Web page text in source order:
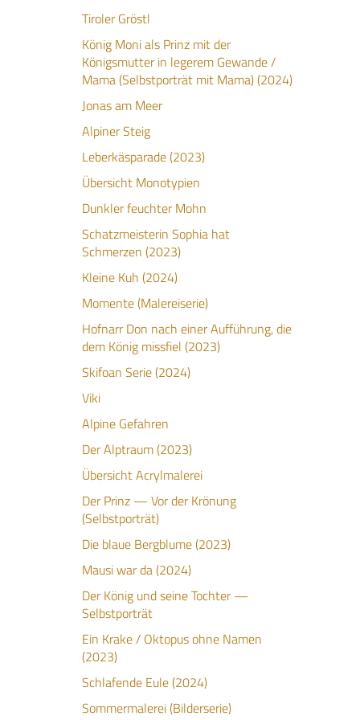
Tiroler Gröstl
König Moni als Prinz mit der
Königsmutter in legerem Gewande /
Mama (Selbstporträt mit Mama) (2024)
Jonas am Meer
Alpiner Steig
Leberkäsparade (2023)
Übersicht Monotypien
Dunkler feuchter Mohn
Schatzmeisterin Sophia hat
Schmerzen (2023)
Kleine Kuh (2024)
Momente (Malereiserie)
Hofnarr Don nach einer Aufführung, die
dem König missfiel (2023)
Skifoan Serie (2024)
Viki
Alpine Gefahren
Der Alptraum (2023)
Übersicht Acrylmalerei
Der Prinz — Vor der Krönung
(Selbstporträt)
Die blaue Bergblume (2023)
Mausi war da (2024)
Der König und seine Tochter —
Selbstporträt
Ein Krake / Oktopus ohne Namen
(2023)
Schlafende Eule (2024)
Sommermalerei (Bilderserie)